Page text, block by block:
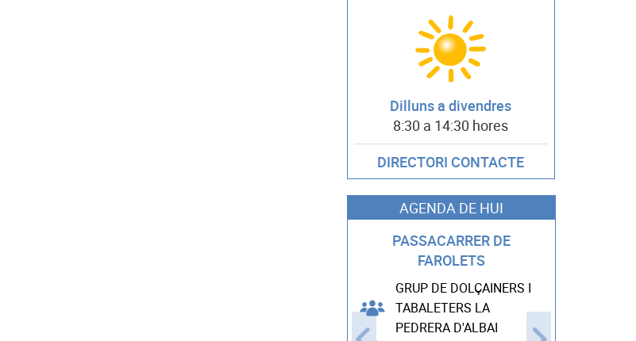
Dilluns a divendres
8:30 a 14:30 hores
DIRECTORI CONTACTE
AGENDA DE HUI
PASSACARRER DE
FAROLETS
GRUP DE DOLÇAINERS I
TABALETERS LA
PEDRERA D'ALBAI